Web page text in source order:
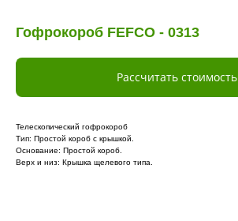
Гофрокороб FEFCO - 0313
Рассчитать стоимость
Телескопический гофрокороб
Тип: Простой короб с крышкой.
Основание: Простой короб.
Верх и низ: Крышка щелевого типа.